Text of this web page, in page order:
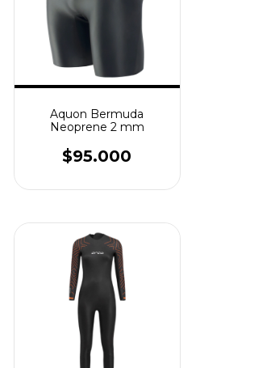
Aquon Bermuda
Neoprene 2 mm
$95.000